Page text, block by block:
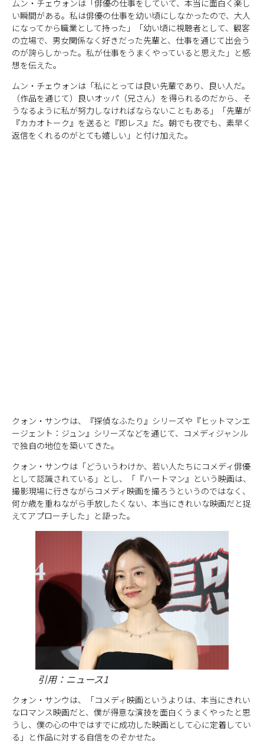
ムン・チェウォンは「俳優の仕事をしていて、本当に面白く楽し
い瞬間がある。私は俳優の仕事を幼い頃にしなかったので、大人
になってから職業として持った」「幼い頃に視聴者として、観客
の立場で、男女関係なく好きだった先輩と、仕事を通じて出会う
のが誇らしかった。私が仕事をうまくやっていると思えた」と感
想を伝えた。
ムン・チェウォンは「私にとっては良い先輩であり、良い人だ。
（作品を通じて）良いオッパ（兄さん）を得られるのだから、そ
うなるように私が努力しなければならないこともある」「先輩が
『カカオトーク』を送ると『即レス』だ。朝でも夜でも、素早く
返信をくれるのがとても嬉しい」と付け加えた。
クォン・サンウは、『探偵なふたり』シリーズや『ヒットマンエ
ージェント：ジュン』シリーズなどを通じて、コメディジャンル
で独自の地位を築いてきた。
クォン・サンウは「どういうわけか、若い人たちにコメディ俳優
として認識されている」とし、「『ハートマン』という映画は、
撮影現場に行きながらコメディ映画を撮ろうというのではなく、
何か歳を重ねながら手放したくない、本当にきれいな映画だと捉
えてアプローチした」と語った。
引用：ニュース1
クォン・サンウは、「コメディ映画というよりは、本当にきれい
なロマンス映画だと、僕が得意な演技を面白くうまくやったと思
うし、僕の心の中ではすでに成功した映画として心に定着してい
る」と作品に対する自信をのぞかせた。